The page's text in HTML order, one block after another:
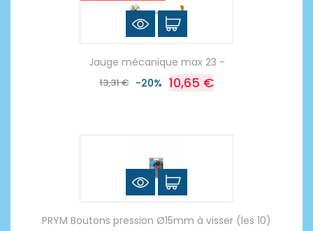
Jauge mécanique max 23 -
13,31 € -20% 10,65 €
PRYM Boutons pression Ø15mm à visser (les 10)